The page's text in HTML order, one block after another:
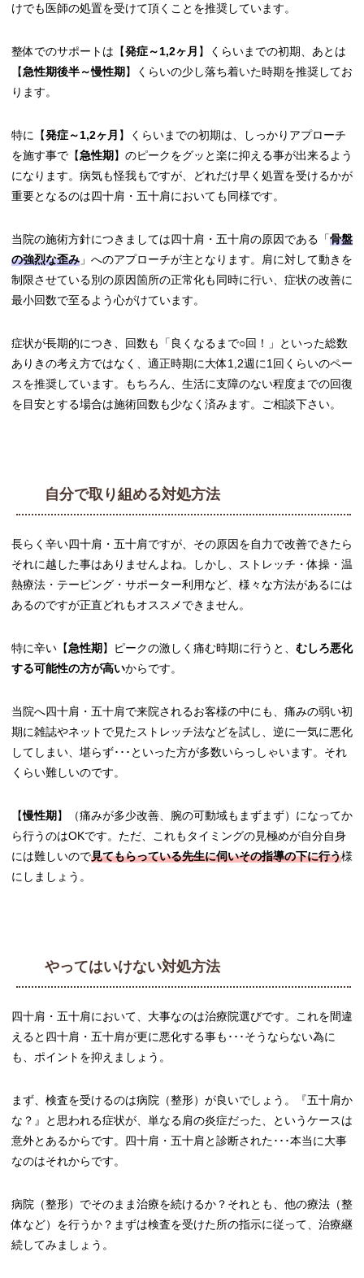
けでも医師の処置を受けて頂くことを推奨しています。
整体でのサポートは【発症～1,2ヶ月 】くらいまでの初期、あとは
【急性期後半～慢性期 】くらいの少し落ち着いた時期を推奨してお
ります。
特に【発症～1,2ヶ月 】くらいまでの初期は、しっかりアプローチ
を施す事で【急性期 】のピークをグッと楽に抑える事が出来るよう
になります。病気も怪我もですが、どれだけ早く処置を受けるかが
重要となるのは四十肩・五十肩においても同様です。
当院の施術方針につきましては四十肩・五十肩の原因である「骨盤
の強烈な歪み 」へのアプローチが主となります。肩に対して動きを
制限させている別の原因箇所の正常化も同時に行い、症状の改善に
最小回数で至るよう心がけています。
症状が長期的につき、回数も「良くなるまで○回！」といった総数
ありきの考え方ではなく、適正時期に大体1,2週に1回くらいのペー
スを推奨しています。もちろん、生活に支障のない程度までの回復
を目安とする場合は施術回数も少なく済みます。ご相談下さい。
自分で取り組める対処方法
長らく辛い四十肩・五十肩ですが、その原因を自力で改善できたら
それに越した事はありませんよね。しかし、ストレッチ・体操・温
熱療法・テーピング・サポーター利用など、様々な方法があるには
あるのですが正直どれもオススメできません。
特に辛い【急性期 】ピークの激しく痛む時期に行うと、 むしろ悪化
する可能性の方が高いからです。
当院へ四十肩・五十肩で来院されるお客様の中にも、痛みの弱い初
期に雑誌やネットで見たストレッチ法などを試し、逆に一気に悪化
してしまい、堪らず･･･といった方が多数いらっしゃいます。それ
くらい難しいのです。
【慢性期 】（痛みが多少改善、腕の可動域もまずまず）になってか
ら行うのはOKです。ただ、これもタイミングの見極めが自分自身
には難しいので見てもらっている先生に伺いその指導の下に行う様
にしましょう。
やってはいけない対処方法
四十肩・五十肩において、大事なのは治療院選びです。これを間違
えると四十肩・五十肩が更に悪化する事も･･･そうならない為に
も、ポイントを抑えましょう。
まず、検査を受けるのは病院（整形）が良いでしょう。『五十肩か
な？』と思われる症状が、単なる肩の炎症だった、というケースは
意外とあるからです。四十肩・五十肩と診断された･･･本当に大事
なのはそれからです。
病院（整形）でそのまま治療を続けるか？それとも、他の療法（整
体など）を行うか？まずは検査を受けた所の指示に従って、治療継
続してみましょう。